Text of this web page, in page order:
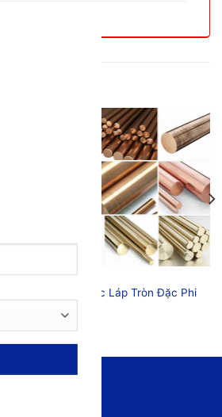
Đồng Trục Láp Tròn Đặc Phi
50.000